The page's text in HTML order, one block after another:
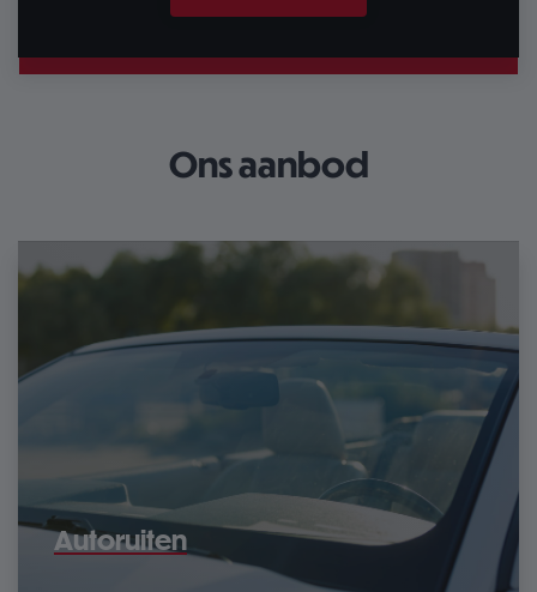
Ons aanbod
Autoruiten